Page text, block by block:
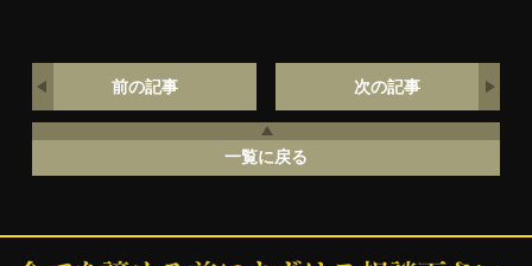
前の記事 次の記事
一覧に戻る